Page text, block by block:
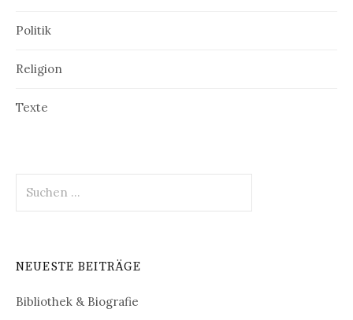
Politik
Religion
Texte
nach:
NEUESTE BEITRÄGE
Bibliothek & Biografie